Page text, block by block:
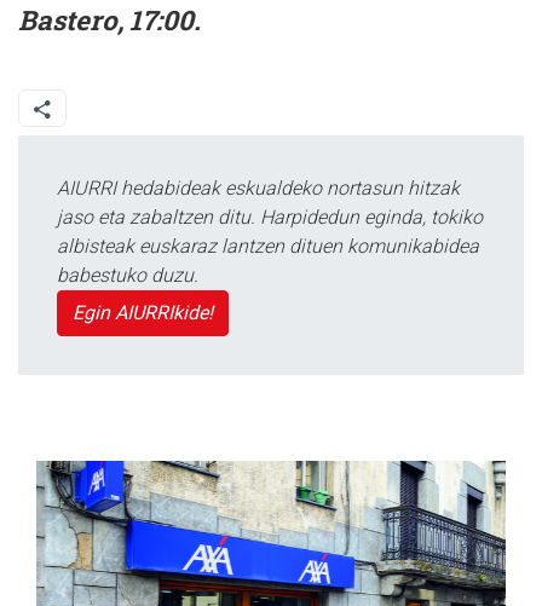
Bastero, 17:00.
AIURRI hedabideak eskualdeko nortasun hitzak
jaso eta zabaltzen ditu. Harpidedun eginda, tokiko
albisteak euskaraz lantzen dituen komunikabidea
babestuko duzu.
Egin AIURRIkide!